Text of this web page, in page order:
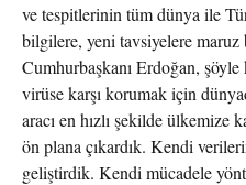
ve tespitlerinin tüm dünya ile
bilgilere, yeni tavsiyelere maruz
Cumhurbaşkanı Erdoğan, şöyle
virüse karşı korumak için
aracı en hızlı şekilde ülkemize
ön plana çıkardık. Kendi
geliştirdik. Kendi mücadele